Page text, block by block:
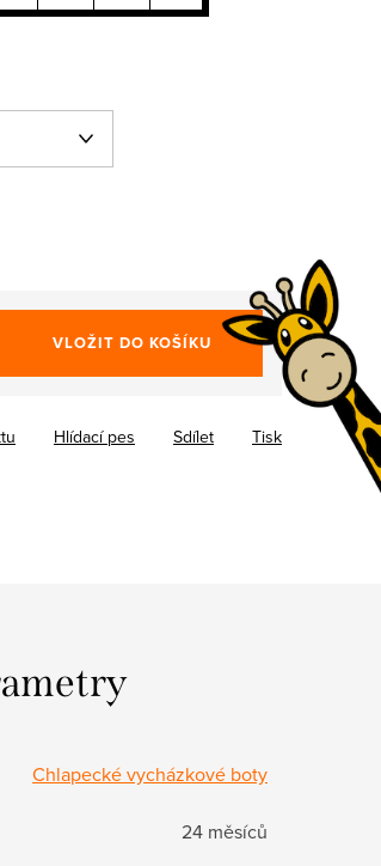
VLOŽIT DO KOŠÍKU
Tisk
Hlídací pes Sdílet
Chlapecké vycházkové boty
24 měsíců